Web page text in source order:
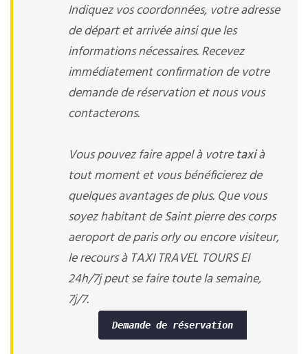
Indiquez vos coordonnées, votre adresse
de départ et arrivée ainsi que les
informations nécessaires. Recevez
immédiatement confirmation de votre
demande de réservation et nous vous
contacterons.
Vous pouvez faire appel à votretaxià
tout moment et vous bénéficierez de
quelques avantages de plus. Que vous
soyez habitant de Saint pierre des corps
aeroport de paris orly ou encore visiteur,
le recours à TAXI TRAVEL TOURS EI
24h/7j peut se faire toute la semaine,
7j/7.
Demande de réservation